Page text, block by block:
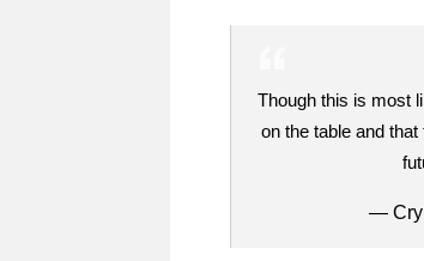
Though this is most
on the table and
—